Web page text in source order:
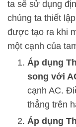
ta sẽ sử dụng
chúng ta thiết
được tạo ra khi
một cạnh của
Áp dụng
song với
cạnh AC.
thẳng trên
Áp dụng